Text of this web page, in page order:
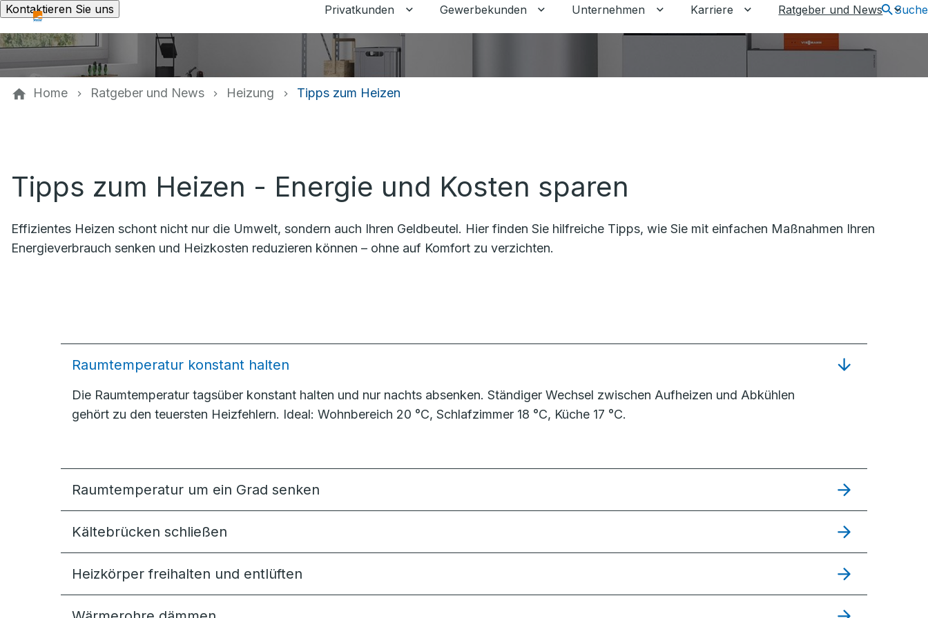
Kontaktieren Sie uns Suche
Privatkunden Untermenü für Privatkunden umschalten
Gewerbekunden Untermenü für Gewerbekunden umschalten
Unternehmen Untermenü für Unternehmen umschalten
Karriere Untermenü für Karriere
Ratgeber und News
Home Ratgeber und News Heizung Tipps zum Heizen
Tipps zum Heizen - Energie und Kosten sparen
Effizientes Heizen schont nicht nur die Umwelt, sondern auch Ihren Geldbeutel. Hier finden Sie hilfreiche Tipps, wie Sie mit einfachen Maßnahmen Ihren
Energieverbrauch senken und Heizkosten reduzieren können – ohne auf Komfort zu verzichten.
Raumtemperatur konstant halten
Die Raumtemperatur tagsüber konstant halten und nur nachts absenken. Ständiger Wechsel zwischen Aufheizen und Abkühlen
gehört zu den teuersten Heizfehlern. Ideal: Wohnbereich 20 °C, Schlafzimmer 18 °C, Küche 17 °C.
Raumtemperatur um ein Grad senken
Kältebrücken schließen
Heizkörper freihalten und entlüften